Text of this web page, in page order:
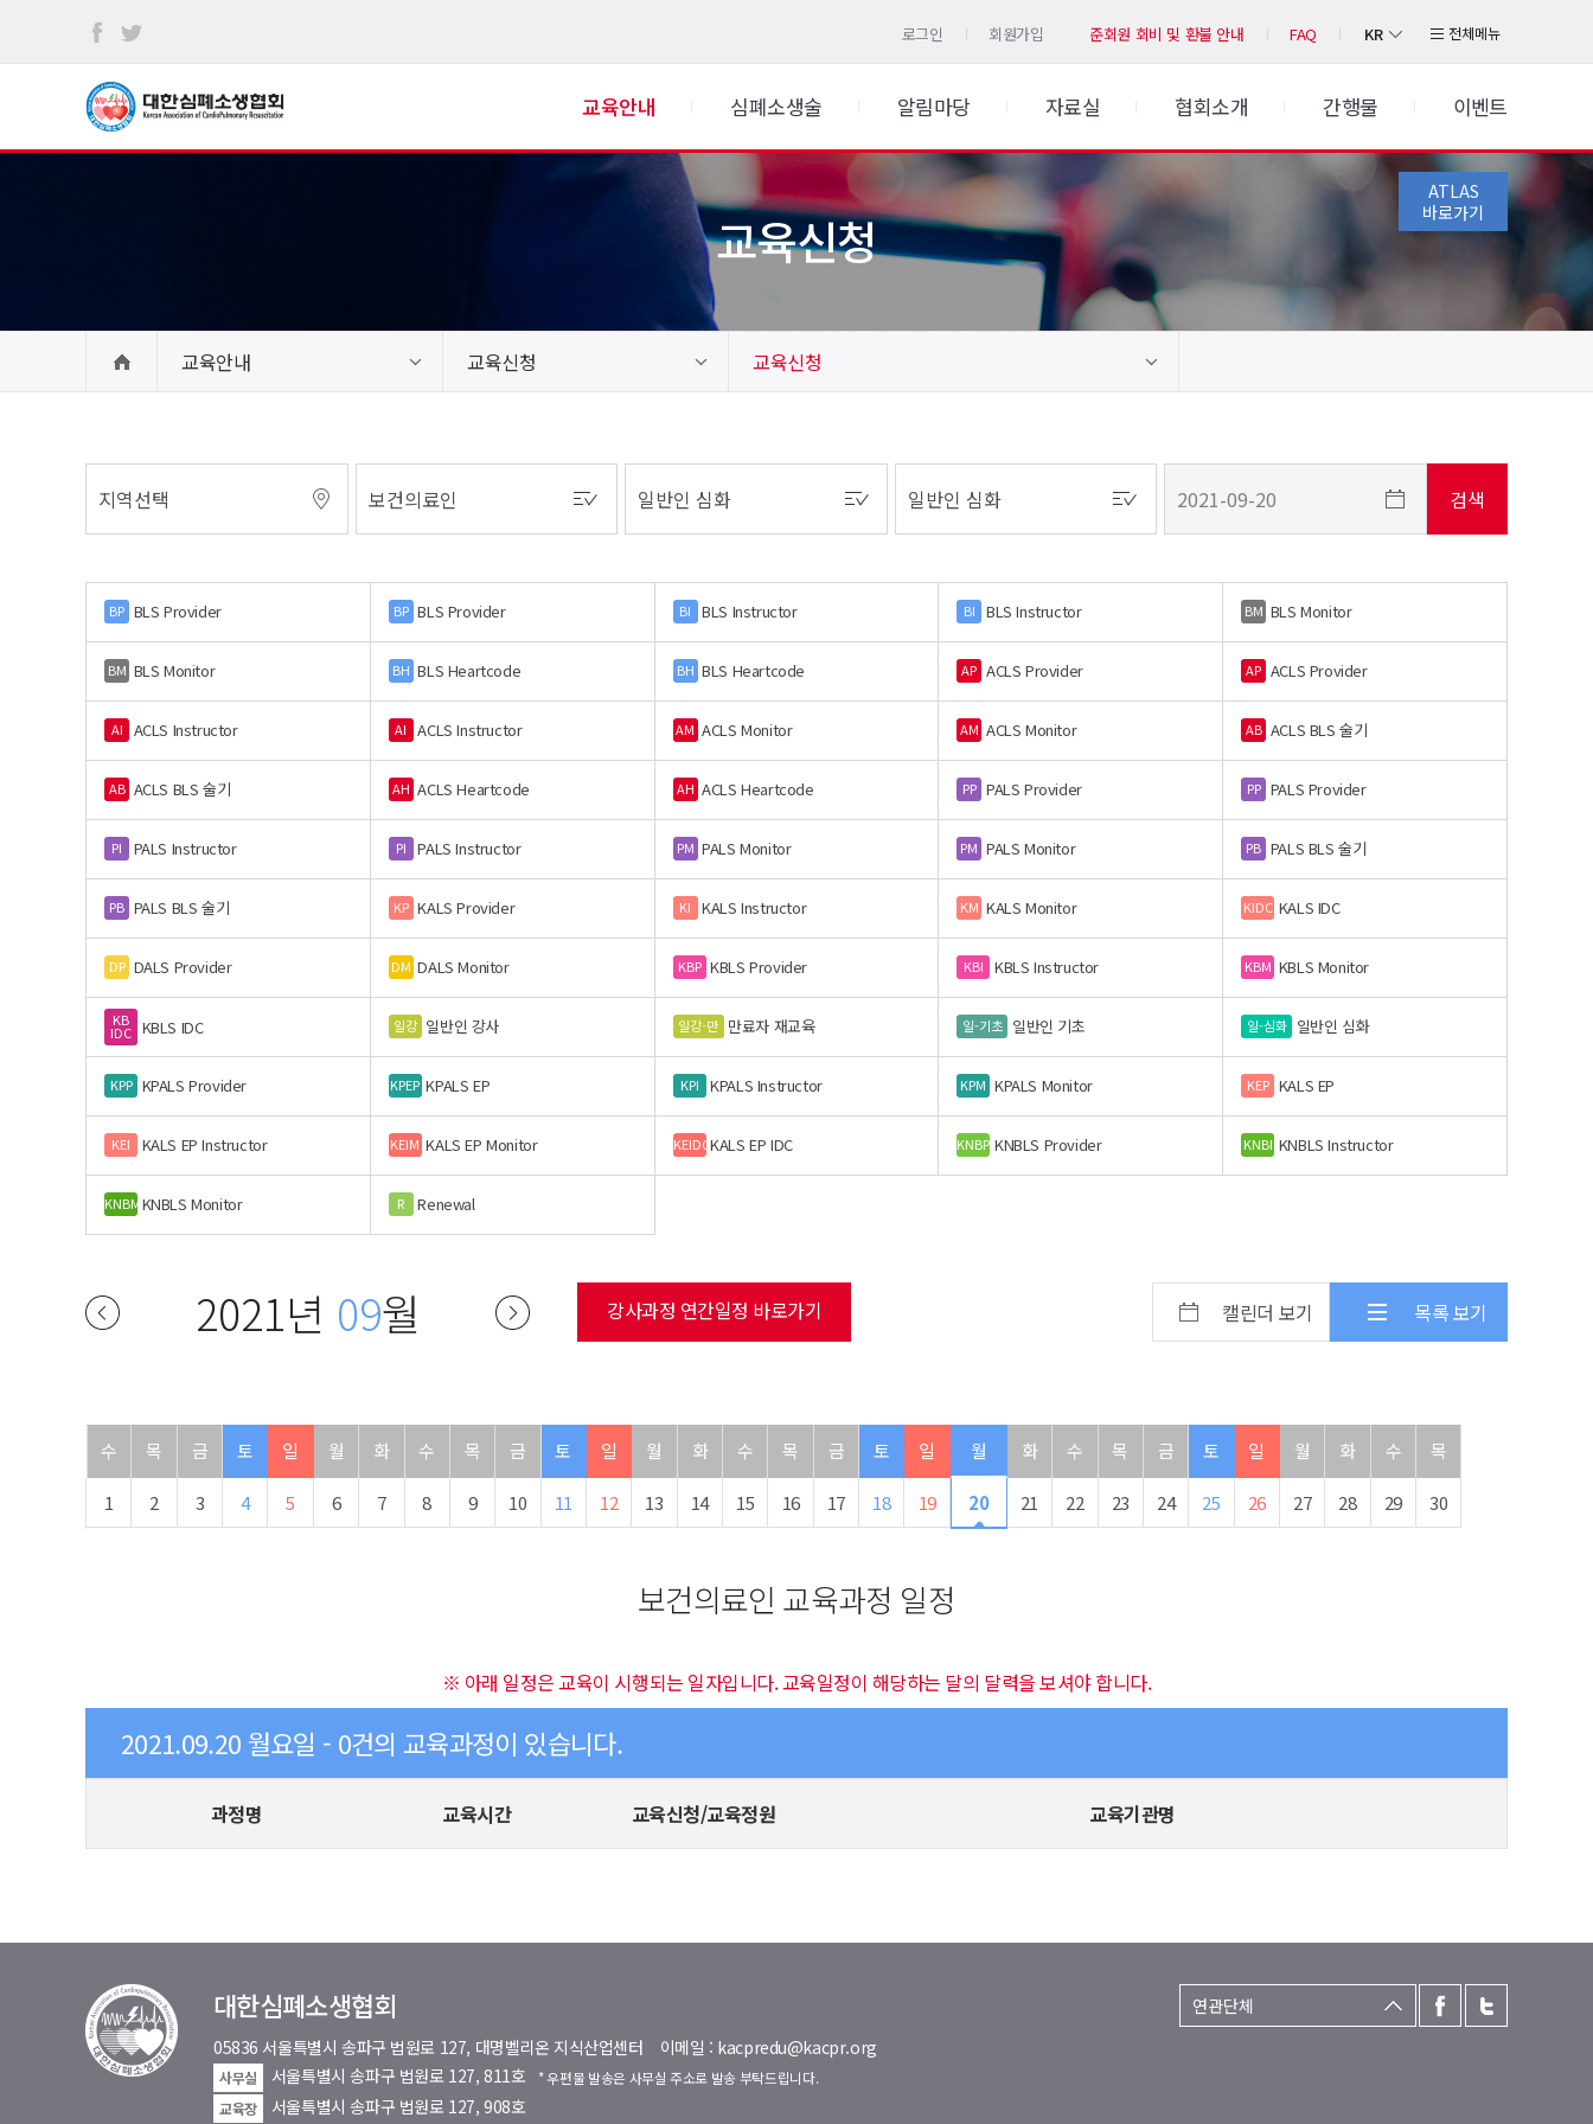
로그인 회원가입 준회원 회비 및 환불 안내 FAQ KR 전체메뉴
교육안내 심폐소생술 알림마당 자료실 협회소개 간행물 이벤트
ATLAS
바로가기
교육신청
교육안내 교육신청 교육신청
BP BLS Provider BP BLS Provider BI BLS Instructor BI BLS Instructor BM BLS Monitor
BM BLS Monitor BH BLS Heartcode BH BLS Heartcode AP ACLS Provider AP ACLS Provider
AI ACLS Instructor AI ACLS Instructor AM ACLS Monitor AM ACLS Monitor AB ACLS BLS 술기
AB ACLS BLS 술기 AH ACLS Heartcode AH ACLS Heartcode PP PALS Provider PP PALS Provider
PI PALS Instructor PI PALS Instructor PM PALS Monitor PM PALS Monitor PB PALS BLS 술기
PB PALS BLS 술기 KP KALS Provider KI KALS Instructor KM KALS Monitor KIDC KALS IDC
DP DALS Provider DM DALS Monitor KBP KBLS Provider KBI KBLS Instructor KBM KBLS Monitor
KB
IDC KBLS IDC 일강 일반인 강사 일강-만 만료자 재교육 일-기초 일반인 기초 일-심화 일반인 심화
KPP KPALS Provider KPEP KPALS EP KPI KPALS Instructor KPM KPALS Monitor KEP KALS EP
KEI KALS EP Instructor KEIM KALS EP Monitor KEIDCKALS EP IDC KNBP KNBLS Provider KNBI KNBLS Instructor
KNBM KNBLS Monitor R Renewal
2021년 09월 강사과정 연간일정 바로가기 캘린더 보기 목록 보기
수 목 금 토 일 월 화 수 목 금 토 일 월 화 수 목 금 토 일 월 화 수 목 금 토 일 월 화 수 목
1 2 3 4 5 6 7 8 9 10 11 12 13 14 15 16 17 18 19 20 21 22 23 24 25 26 27 28 29 30
보건의료인 교육과정 일정
※ 아래 일정은 교육이 시행되는 일자입니다. 교육일정이 해당하는 달의 달력을 보셔야 합니다.
2021.09.20 월요일 - 0건의 교육과정이 있습니다.
과정명 교육시간 교육신청/교육정원 교육기관명
대한심폐소생협회
05836 서울특별시 송파구 법원로 127, 대명벨리온 지식산업센터 이메일 : kacpredu@kacpr.org
사무실 서울특별시 송파구 법원로 127, 811호
* 우편물 발송은 사무실 주소로 발송 부탁드립니다.
교육장
서울특별시 송파구 법원로 127, 908호